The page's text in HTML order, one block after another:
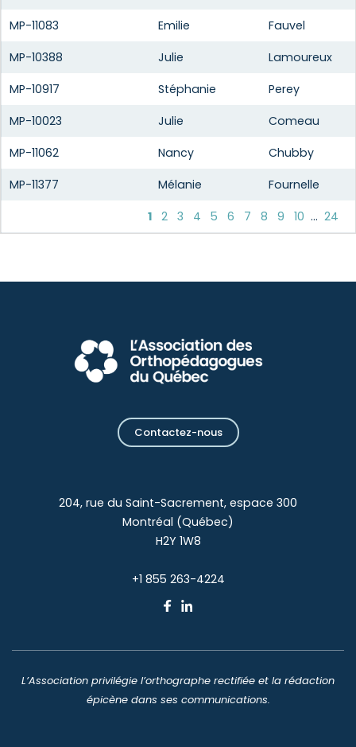
MP-11083
Emilie
Fauvel
MP-10388
Julie
Lamoureux
MP-10917
Stéphanie
Perey
MP-10023
Julie
Comeau
MP-11062
Nancy
Chubby
MP-11377
Mélanie
Fournelle
1 2 3 4 5 6 7 8 9 10 ... 24
Contactez-nous
204, rue du Saint-Sacrement, espace 300
Montréal (Québec)
H2Y 1W8
+1 855 263-4224
L’Association privilégie l’orthographe rectifiée et la rédaction
épicène dans ses communications.